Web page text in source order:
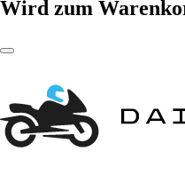
Wird zum